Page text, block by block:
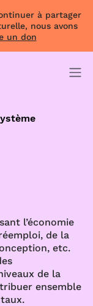
à partager
nous avons
un don
l’économie
de la
etc.
de la
ensemble